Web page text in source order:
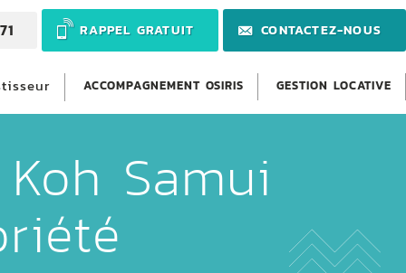
RAPPEL GRATUIT CONTACTEZ-NOUS
ACCOMPAGNEMENT OSIRIS GESTION LOCATIVE
Samui